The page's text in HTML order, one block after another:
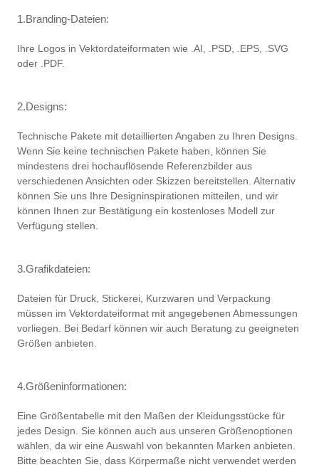
1.Branding-Dateien:
Ihre Logos in Vektordateiformaten wie .AI, .PSD, .EPS, .SVG
oder .PDF.
2.Designs:
Technische Pakete mit detaillierten Angaben zu Ihren Designs.
Wenn Sie keine technischen Pakete haben, können Sie
mindestens drei hochauflösende Referenzbilder aus
verschiedenen Ansichten oder Skizzen bereitstellen. Alternativ
können Sie uns Ihre Designinspirationen mitteilen, und wir
können Ihnen zur Bestätigung ein kostenloses Modell zur
Verfügung stellen.
3.Grafikdateien:
Dateien für Druck, Stickerei, Kurzwaren und Verpackung
müssen im Vektordateiformat mit angegebenen Abmessungen
vorliegen. Bei Bedarf können wir auch Beratung zu geeigneten
Größen anbieten.
4.Größeninformationen:
Eine Größentabelle mit den Maßen der Kleidungsstücke für
jedes Design. Sie können auch aus unseren Größenoptionen
wählen, da wir eine Auswahl von bekannten Marken anbieten.
Bitte beachten Sie, dass Körpermaße nicht verwendet werden